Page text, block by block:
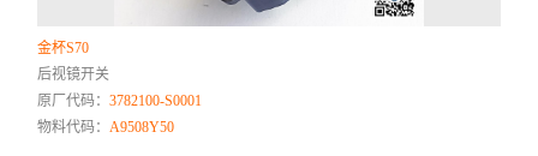
金杯S70
后视镜开关
原厂代码：3782100-S0001
物料代码： A9508Y50